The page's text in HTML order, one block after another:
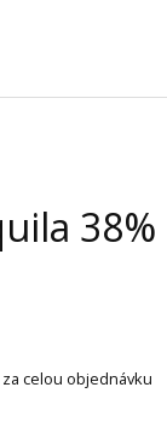
celou objednávku